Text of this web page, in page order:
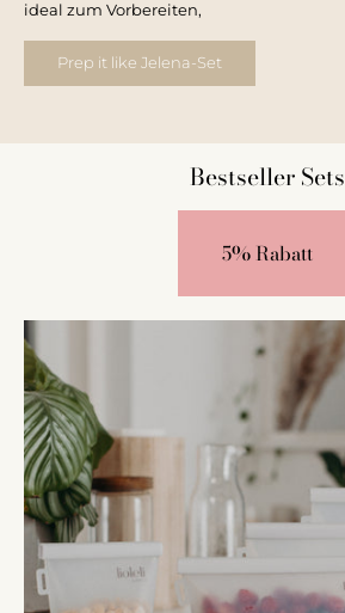
ideal zum Vorbereiten,
Prep it like Jelena-Set
Bestseller Sets
5% Rabatt